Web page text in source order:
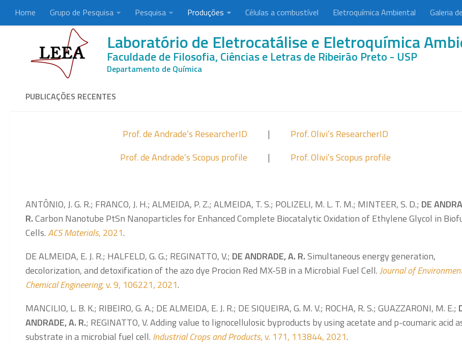
Home Grupo de Pesquisa Pesquisa Produções Células a combustível Eletroquímica Ambiental Galeria
Laboratório de Eletrocatálise e Eletroquímica
Faculdade de Filosofia, Ciências e Letras de Ribeirão Preto - USP
Departamento de Química
PUBLICAÇÕES RECENTES
Prof. de Andrade’s ResearcherID | Prof. Olivi’s ResearcherID
Prof. de Andrade’s Scopus profile | Prof. Olivi’s Scopus profile
ANTÔNIO, J. G. R.; FRANCO, J. H.; ALMEIDA, P. Z.; ALMEIDA, T. S.; POLIZELI, M. L. T. M.; MINTEER, S. D.; DE
R.Carbon Nanotube PtSn Nanoparticles for Enhanced Complete Biocatalytic Oxidation of Ethylene Glycol in
Cells.ACS Materials, 2021.
DE ALMEIDA, E. J. R.; HALFELD, G. G.; REGINATTO, V.; DE ANDRADE, A. R.Simultaneous energy generation,
decolorization, and detoxification of the azo dye Procion Red MX-5B in a Microbial Fuel Cell.Journal of
Chemical Engineering, v. 9, 106221, 2021.
MANCILIO, L. B. K.; RIBEIRO, G. A.; DE ALMEIDA, E. J. R.; DE SIQUEIRA, G. M. V.; ROCHA, R. S.; GUAZZARONI, M. E.;
ANDRADE, A. R.; REGINATTO, V. Adding value to lignocellulosic byproducts by using acetate and p-coumaric acid
substrate in a microbial fuel cell. Industrial Crops and Products, v. 171, 113844, 2021.